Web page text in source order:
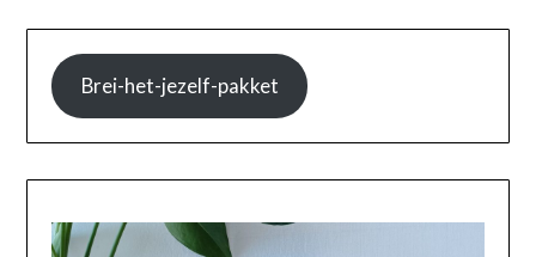
Brei-het-jezelf-pakket